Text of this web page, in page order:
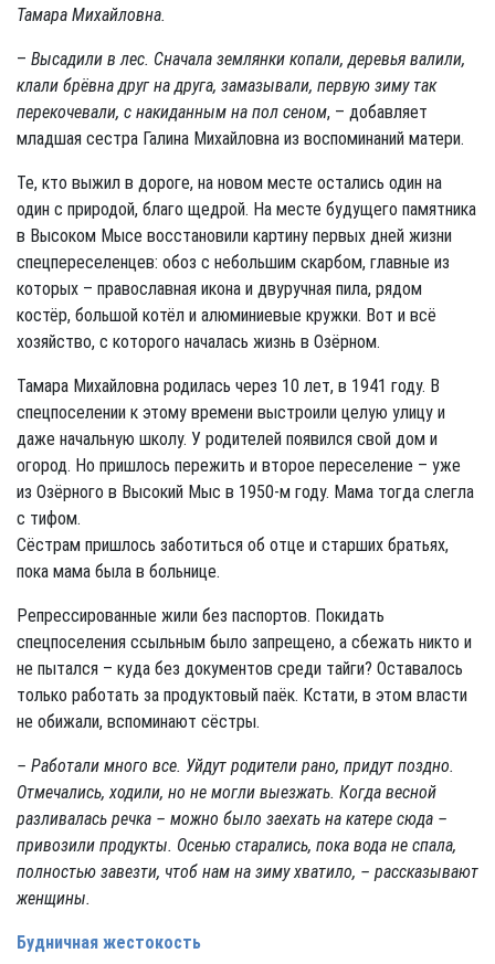
Тамара Михайловна.
– Высадили в лес. Сначала землянки копали, деревья валили,
клали брёвна друг на друга, замазывали, первую зиму так
перекочевали, с накиданным на пол сеном, – добавляет
младшая сестра Галина Михайловна из воспоминаний матери.
Те, кто выжил в дороге, на новом месте остались один на
один с природой, благо щедрой. На месте будущего памятника
в Высоком Мысе восстановили картину первых дней жизни
спецпереселенцев: обоз с небольшим скарбом, главные из
которых – православная икона и двуручная пила, рядом
костёр, большой котёл и алюминиевые кружки. Вот и всё
хозяйство, с которого началась жизнь в Озёрном.
Тамара Михайловна родилась через 10 лет, в 1941 году. В
спецпоселении к этому времени выстроили целую улицу и
даже начальную школу. У родителей появился свой дом и
огород. Но пришлось пережить и второе переселение – уже
из Озёрного в Высокий Мыс в 1950-м году. Мама тогда слегла
с тифом.
Сёстрам пришлось заботиться об отце и старших братьях,
пока мама была в больнице.
Репрессированные жили без паспортов. Покидать
спецпоселения ссыльным было запрещено, а сбежать никто и
не пытался – куда без документов среди тайги? Оставалось
только работать за продуктовый паёк. Кстати, в этом власти
не обижали, вспоминают сёстры.
– Работали много все. Уйдут родители рано, придут поздно.
Отмечались, ходили, но не могли выезжать. Когда весной
разливалась речка – можно было заехать на катере сюда –
привозили продукты. Осенью старались, пока вода не спала,
полностью завезти, чтоб нам на зиму хватило, – рассказывают
женщины.
Будничная жестокость